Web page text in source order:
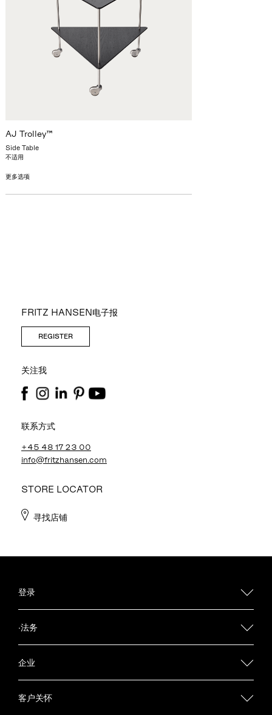
AJ Trolley™
Side Table
不适用
更多选项
FRITZ HANSEN电子报
REGISTER
关注我
联系方式
+45 48 17 23 00
info@fritzhansen.com
STORE LOCATOR
寻找店铺
登录
·法务
企业
客户关怀